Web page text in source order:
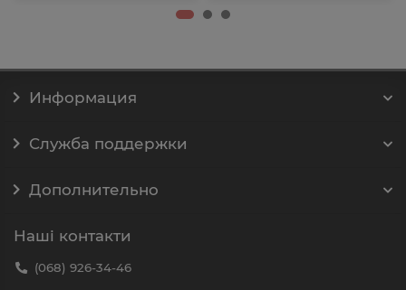
Информация
Служба поддержки
Дополнительно
Наші контакти
(068) 926-34-46